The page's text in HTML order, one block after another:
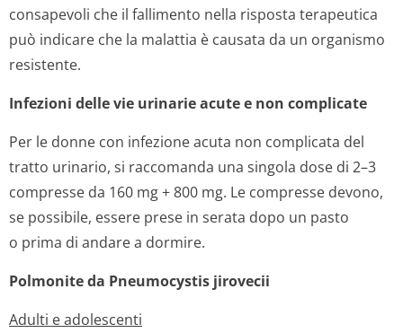
consapevoli che il fallimento nella risposta terapeutica
può indicare che la malattia è causata da un organismo
resistente.
Infezioni delle vie urinarie acute e non complicate
Per le donne con infezione acuta non complicata del
tratto urinario, si raccomanda una singola dose di 2–3
compresse da 160 mg + 800 mg. Le compresse devono,
se possibile, essere prese in serata dopo un pasto
o prima di andare a dormire.
Polmonite da Pneumocystis jirovecii
Adulti e adolescenti